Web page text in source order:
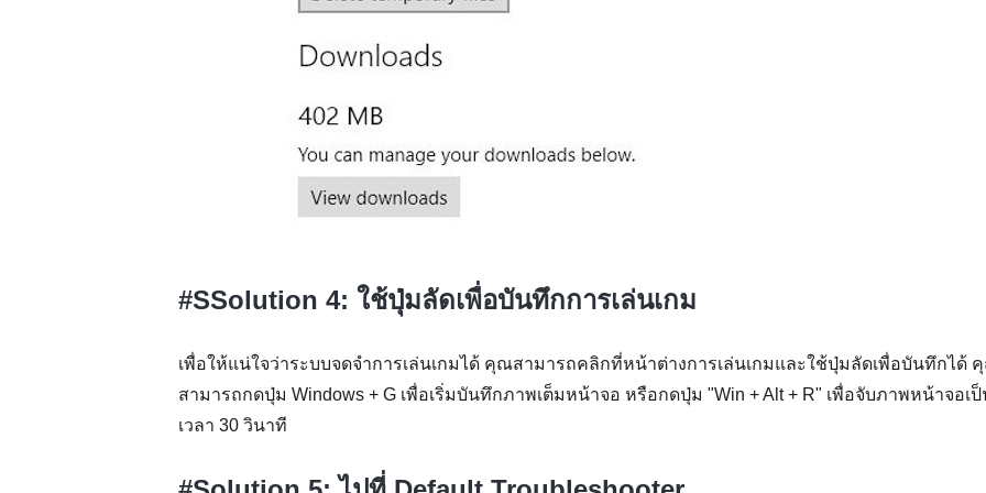
#SSolution 4: ใช้ปุ่มลัดเพื่อบันทึกการเล่นเกม
เพื่อให้แน่ใจว่าระบบจดจำการเล่นเกมได้ คุณสามารถคลิกที่หน้าต่างการเล่นเกมและใช้ปุ่มลัดเพื่อบันทึกได้
สามารถกดปุ่ม Windows + G เพื่อเริ่มบันทึกภาพเต็มหน้าจอ หรือกดปุ่ม "Win + Alt + R" เพื่อจับภาพหน้าจอเ
เวลา 30 วินาที